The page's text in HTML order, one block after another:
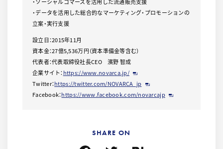
SHARE ON
・データを活用した総合的なマーケティング・プロモーションの
立案・実行支援
設立日：2015年11月
資本金：27億5,536万円（資本準備金等含む）
代表者：代表取締役社長CEO 濱野 智成
企業サイト：https://www.novarca.jp/
Twitter：https://twitter.com/NOVARCA_jp
Facebook：https://www.facebook.com/novarcajp